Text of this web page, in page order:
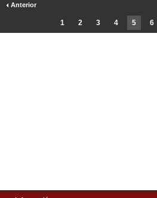
Anterior
1 2 3 4 5 6